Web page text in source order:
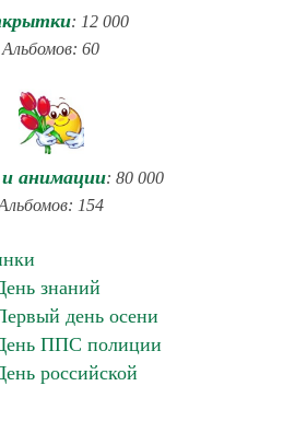
: 12 000
Альбомов: 60
анимации: 80 000
154
знаний
день осени
ППС полиции
российской